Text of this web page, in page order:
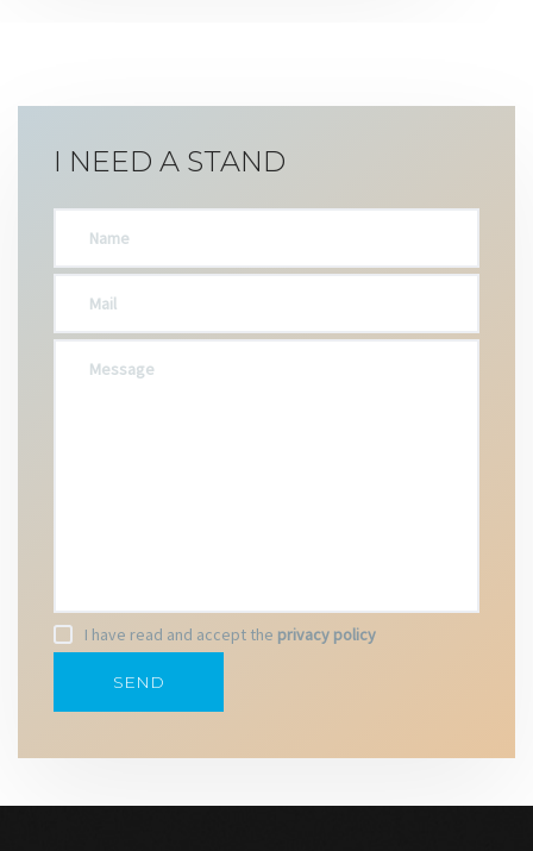
I NEED A STAND
I have read and accept the privacy policy